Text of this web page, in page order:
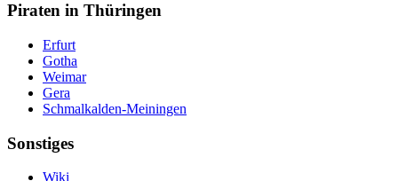
Piraten in Thüringen
Erfurt
Gotha
Weimar
Gera
Schmalkalden-Meiningen
Sonstiges
Wiki